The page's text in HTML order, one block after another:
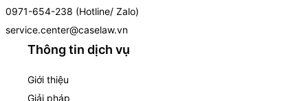
0971-654-238 (Hotline/ Zalo)
service.center@caselaw.vn
Thông tin dịch vụ
Giới thiệu
Giải pháp